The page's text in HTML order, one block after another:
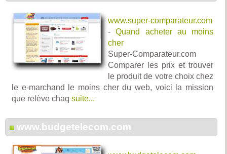
www.super-comparateur.com
-Quand acheter au moins
cher
Super-Comparateur.com
Comparer les prix et trouver
le produit de votre choix chez
le e-marchand le moins cher du web, voici la mission
que relève chaq suite...
www.budgetelecom.com